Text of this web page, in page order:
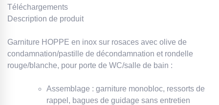
Téléchargements
Description de produit
Garniture HOPPE en inox sur rosaces avec olive de
condamnation/pastille de décondamnation et rondelle
rouge/blanche, pour porte de WC/salle de bain :
Assemblage : garniture monobloc, ressorts de
rappel, bagues de guidage sans entretien